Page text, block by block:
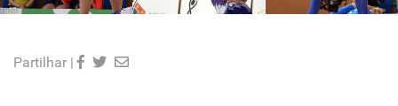
Partilhar |